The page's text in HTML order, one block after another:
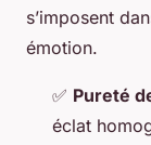
s’imposent
émotion.
✅ Pureté
éclat